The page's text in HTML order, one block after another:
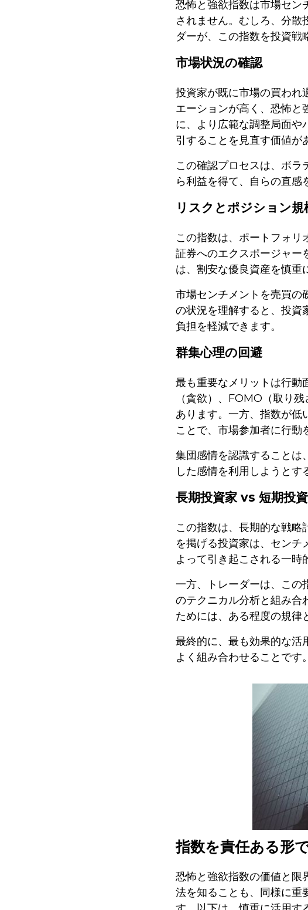
恐怖と強欲指数は市場セン
されません。むしろ、分
ダーが、この指数を投資戦
市場状況の確認
投資家が既に市場の買われ
エーションが高く、恐怖と
に、より広範な調整局面や
引することを見直す価値が
この確認プロセスは、ボ
ら利益を得て、自らの直感
リスクとポジション規
この指数は、ポートフォ
証券へのエクスポージャー
は、割安な優良資産を慎重
市場センチメントを売買の
の状況を理解すると、投資
負担を軽減できます。
群集心理の回避
最も重要なメリットは行動
（貪欲）、FOMO（取り
あります。一方、指数が低
ことで、市場参加者に行動
集団感情を認識することは
した感情を利用しようとす
長期投資家 vs 短期投
この指数は、長期的な戦
を掲げる投資家は、セン
よって引き起こされる一時
一方、トレーダーは、この
のテクニカル分析と組み合
ためには、ある程度の規律
最終的に、最も効果的な活
よく組み合わせることです
指数を責任ある形
恐怖と強欲指数の価値と限
法を知ることも、同様に重